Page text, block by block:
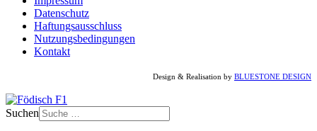
Datenschutz
Haftungsausschluss
Nutzungsbedingungen
Kontakt
Design & Realisation by BLUESTONE DESIGN
Suchen